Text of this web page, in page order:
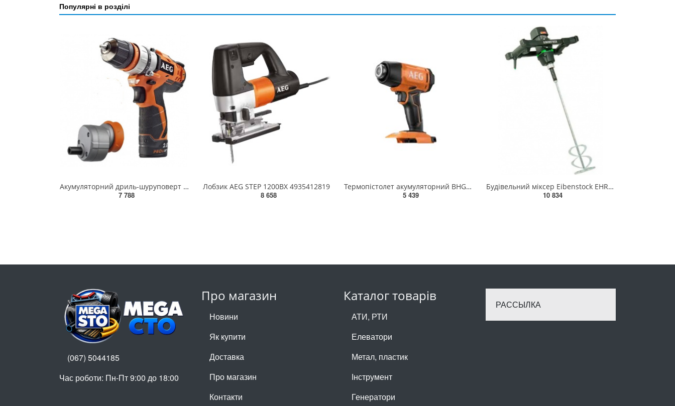
Популярні в розділі
Акумуляторний дриль-шуруповерт BBS12C2LI-202BKIT3
7 788
Лобзик AEG STEP 1200BX 4935412819
8 658
Термопістолет акумуляторний BHG18-0 AEG, 169.9л/хв, 482⁰С (Techtronic Industries (DIS) GmbH, 4935480
5 439
Будівельний міксер Eibenstock EHR 20.1 L SET (07701000)
10 834
Про магазин
Новини
Як купити
Доставка
Про магазин
Контакти
Каталог товарів
АТИ, РТИ
Елеватори
Метал, пластик
Інструмент
Генератори
РАССЫЛКА
(067) 5044185
Час роботи: Пн-Пт 9:00 до 18:00